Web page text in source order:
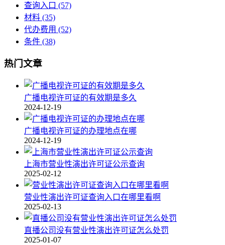
查询入口 (57)
材料 (35)
代办费用 (52)
条件 (38)
热门文章
广播电视许可证的有效期是多久
2024-12-19
广播电视许可证的办理地点在哪
2024-12-19
上海市营业性演出许可证公示查询
2025-02-12
营业性演出许可证查询入口在哪里看啊
2025-02-13
直播公司没有营业性演出许可证怎么处罚
2025-01-07